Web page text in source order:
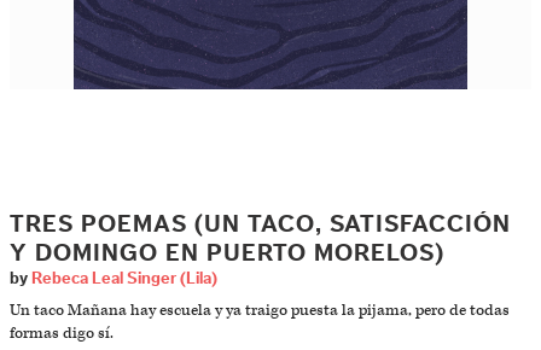
TRES POEMAS (UN TACO, SATISFACCIÓN
Y DOMINGO EN PUERTO MORELOS)
by Rebeca Leal Singer (Lila)
Un taco Mañana hay escuela y ya traigo puesta la pijama, pero de todas
formas digo sí.